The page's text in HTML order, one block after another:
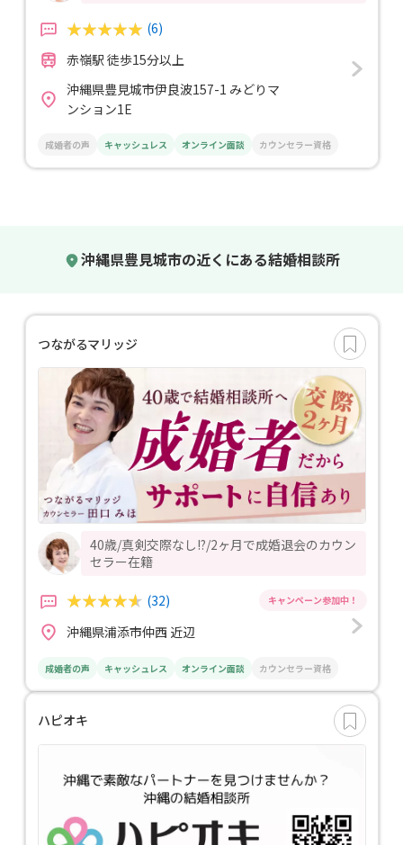
(6)
赤嶺駅 徒歩15分以上
沖縄県豊見城市伊良波157-1 みどりマ
ンション1E
成婚者の声 キャッシュレス オンライン面談 カウンセラー資格
沖縄県豊見城市の近くにある結婚相談所
つながるマリッジ
40歳/真剣交際なし!?/2ヶ月で成婚退会のカウン
セラー在籍
(32)
沖縄県浦添市仲西 近辺
成婚者の声 キャッシュレス オンライン面談 カウンセラー資格
ハピオキ